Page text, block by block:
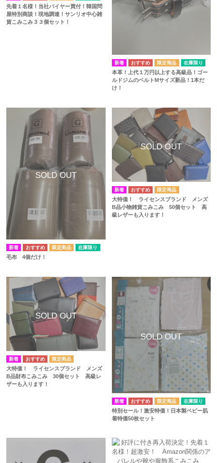
先着１名様！当社バイヤー買付！韓国問
屋特別商談！現地調達！サンリオ中心雑
貨こみこみ３３個セット！
在庫限り
本革！上代１万円以上する高級品！ゴー
ルドジムのベルトMサイズ新品！1本だ
け！
在庫限り
毛布 4個だけ！
大特価！ ライセンスブランド メンズ
B品小物雑貨こみこみ 50個セット 高
級レザーも入ります！
大特価！ ライセンスブランド メンズ
B品財布こみこみ 30個セット 高級レ
ザーも入ります！
在庫限り
特別セール！激安特価！日本製ベビー肌
着特価50枚セット